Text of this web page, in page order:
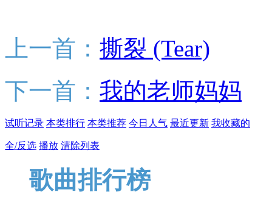
上一首： 撕裂 (Tear)
下一首： 我的老师妈妈
试听记录 本类排行 本类推荐 今日人气 最近更新 我收藏的
全/反选 播放 清除列表
歌曲排行榜